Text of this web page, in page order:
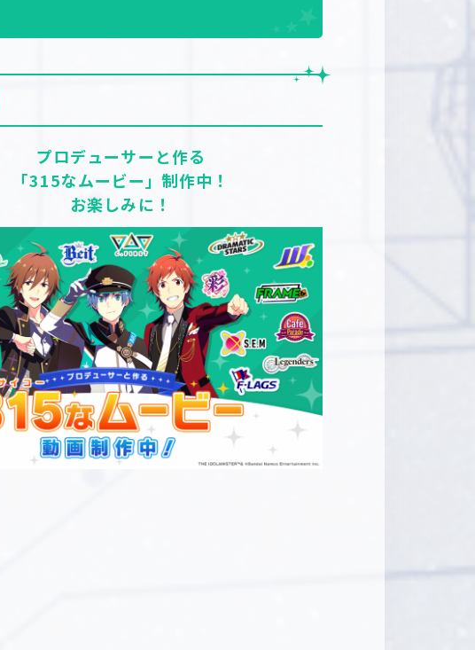
プロデューサーと作る
「315なムービー」制作中！
お楽しみに！